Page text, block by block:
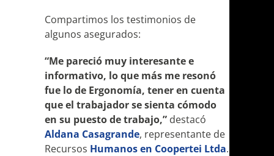
Compartimos los testimonios de
algunos asegurados:
“Me pareció muy interesante e
informativo, lo que más me resonó
fue lo de Ergonomía, tener en cuenta
que el trabajador se sienta cómodo
en su puesto de trabajo,”destacó
Aldana Casagrande, representante de
Recursos Humanos en Coopertei Ltda.